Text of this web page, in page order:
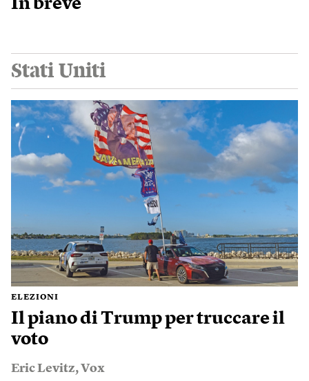
In breve
Stati Uniti
ELEZIONI
Il piano di Trump per truccare il
voto
Eric Levitz,Vox